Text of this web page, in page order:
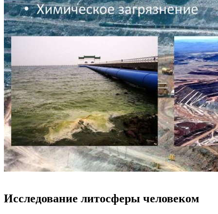
Исследование литосферы человеком